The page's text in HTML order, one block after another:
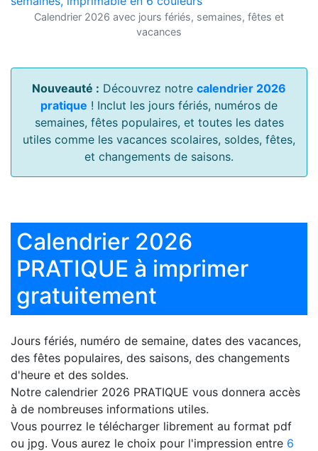
Calendrier 2026 avec jours fériés, semaines, fêtes et
vacances
Nouveauté : Découvrez notre calendrier 2026
pratique ! Inclut les jours fériés, numéros de
semaines, fêtes populaires, et toutes les dates
utiles comme les vacances scolaires, soldes, fêtes,
et changements de saisons.
Calendrier 2026
PRATIQUE à imprimer
gratuitement
Jours fériés, numéro de semaine, dates des vacances,
des fêtes populaires, des saisons, des changements
d'heure et des soldes.
Notre calendrier 2026 PRATIQUE vous donnera accès
à de nombreuses informations utiles.
Vous pourrez le télécharger librement au format pdf
ou jpg. Vous aurez le choix pour l'impression entre 6